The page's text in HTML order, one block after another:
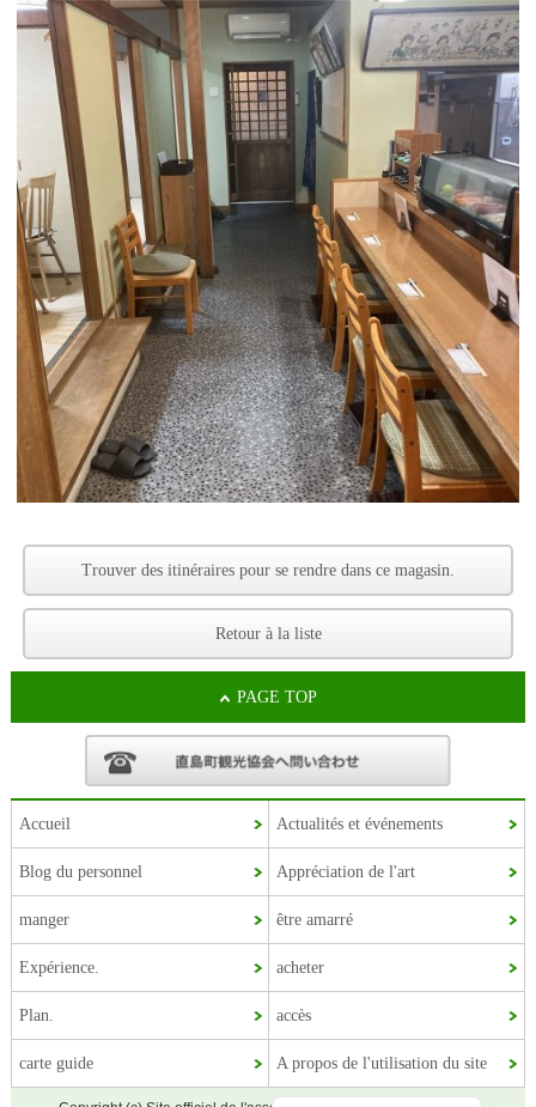
Trouver des itinéraires pour se rendre dans ce magasin.
Retour à la liste
PAGE TOP
Accueil Actualités et événements
Blog du personnel Appréciation de l'art
manger être amarré
Expérience. acheter
Plan. accès
carte guide A propos de l'utilisation du site
Japanese
Chinese (Taiwan)
Korean